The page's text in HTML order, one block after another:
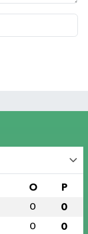
O P
0 0
0 0